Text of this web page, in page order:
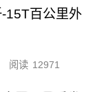
15T百公里外
阅读 12971